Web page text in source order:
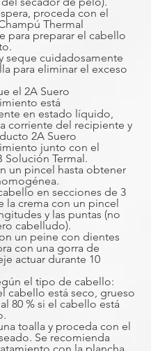
proceda con el
Thermal
para preparar el cabello
seque cuidadosamente
para eliminar el exceso
el 2A Suero
está
en estado líquido,
corriente del recipiente y
2A Suero
junto con el
Solución Termal.
un pincel hasta obtener
en secciones de 3
la crema con un pincel
y las puntas (no
cabelludo).
un peine con dientes
con una gorra de
actuar durante 10
el tipo de cabello:
cabello está seco, grueso
80 % si el cabello está
toalla y proceda con el
Se recomienda